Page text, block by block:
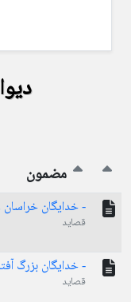
مضمون
- خدایگان
قصاید
- خدایگان بزرگ
قصاید